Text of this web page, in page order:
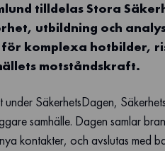
tilldelas Stora
utbildning och
komplexa hotbilder,
motståndskraft.
under SäkerhetsDagen,
samhälle. Dagen samlar
kontakter, och avslutas med